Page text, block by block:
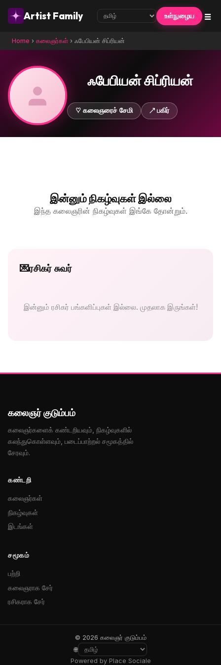
Artist Family உள்நுழைய ☰
Home › கலைஞர்கள் › ஃபேபியன் சிப்ரியன்
ஃபேபியன் சிப்ரியன்
♡ கலைஞரைச் சேமி ↗ பகிர்
இன்னும் நிகழ்வுகள் இல்லை
இந்த கலைஞரின் நிகழ்வுகள் இங்கே தோன்றும்.
💌ரசிகர் சுவர்
இன்னும் ரசிகர் பங்களிப்புகள் இல்லை. முதலாக இருங்கள்!
கலைஞர் குடும்பம்
கலைஞர்களைக் கண்டறியவும், நிகழ்வுகளில்
கலந்துகொள்ளவும், படைப்பாற்றல் சமூகத்தில்
சேரவும்.
கண்டறி
கலைஞர்கள்
நிகழ்வுகள்
இடங்கள்
சமூகம்
பற்றி
கலைஞராக சேர்
ரசிகராக சேர்
© 2026 கலைஞர் குடும்பம்
🌐
Powered by Place Sociale